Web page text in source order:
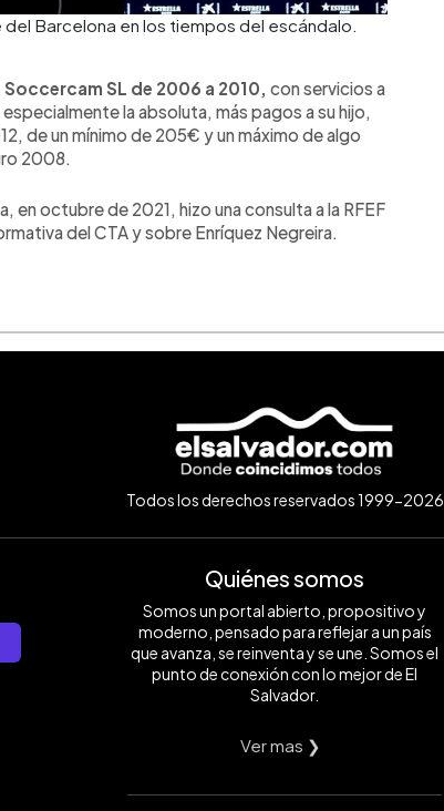
Barcelona en los tiempos del escándalo.
Soccercam SL de 2006 a 2010, con servicios a
la absoluta, más pagos a su hijo,
de un mínimo de 205€ y un máximo de algo
2008.
en octubre de 2021, hizo una consulta a la RFEF
del CTA y sobre Enríquez Negreira.
Todos los derechos reservados 1999-2026
Quiénes somos
Somos un portal abierto, propositivo y
moderno, pensado para reflejar a un país
que avanza, se reinventa y se une. Somos el
punto de conexión con lo mejor de El
Salvador.
Ver mas ❯